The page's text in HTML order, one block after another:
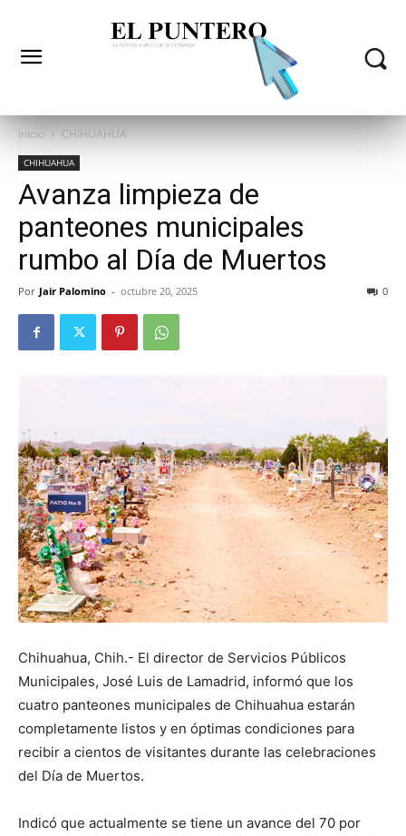
Inicio CHIHUAHUA
CHIHUAHUA
Avanza limpieza de
panteones municipales
rumbo al Día de Muertos
Por Jair Palomino - octubre 20, 2025 0
Chihuahua, Chih.- El director de Servicios Públicos
Municipales, José Luis de Lamadrid, informó que los
cuatro panteones municipales de Chihuahua estarán
completamente listos y en óptimas condiciones para
recibir a cientos de visitantes durante las celebraciones
del Día de Muertos.
Indicó que actualmente se tiene un avance del 70 por